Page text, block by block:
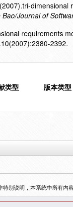
Journal of
requirements
2392.
类型
版本类型
特别说明，本系统中所有内